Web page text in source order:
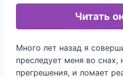
Читать
Много лет назад я
преследует меня во
прегрешения, и ломает